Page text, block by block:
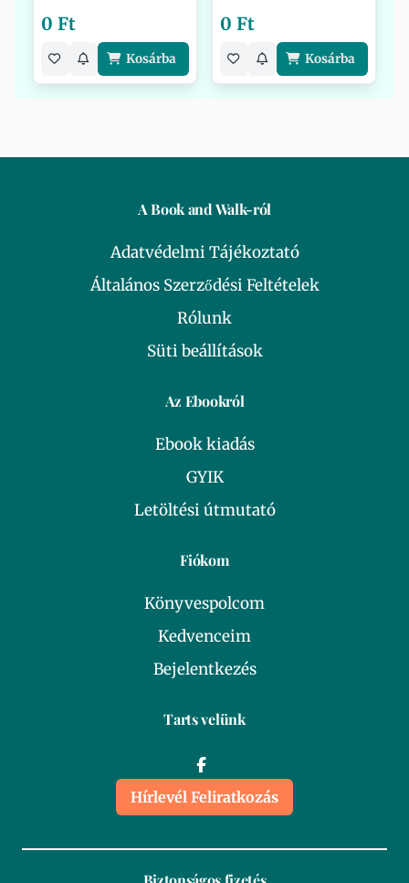
0 Ft
Kosárba
0 Ft
Kosárba
A Book and Walk-ról
Adatvédelmi Tájékoztató
Általános Szerződési Feltételek
Rólunk
Süti beállítások
Az Ebookról
Ebook kiadás
GYIK
Letöltési útmutató
Fiókom
Könyvespolcom
Kedvenceim
Bejelentkezés
Tarts velünk
Hírlevél Feliratkozás